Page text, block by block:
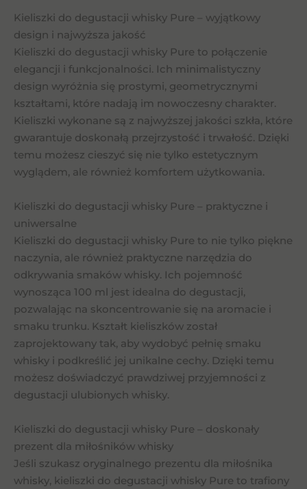
1
szt
Kieliszki do degustacji whisky Pure – wyjątkowy
design i najwyższa jakość
Kieliszki do degustacji whisky Pure to połączenie
elegancji i funkcjonalności. Ich minimalistyczny
design wyróżnia się prostymi, geometrycznymi
kształtami, które nadają im nowoczesny charakter.
Kieliszki wykonane są z najwyższej jakości szkła, które
gwarantuje doskonałą przejrzystość i trwałość. Dzięki
temu możesz cieszyć się nie tylko estetycznym
wyglądem, ale również komfortem użytkowania.
Kieliszki do degustacji whisky Pure – praktyczne i
uniwersalne
Kieliszki do degustacji whisky Pure to nie tylko piękne
naczynia, ale również praktyczne narzędzia do
odkrywania smaków whisky. Ich pojemność
wynosząca 100 ml jest idealna do degustacji,
pozwalając na skoncentrowanie się na aromacie i
smaku trunku. Kształt kieliszków został
zaprojektowany tak, aby wydobyć pełnię smaku
whisky i podkreślić jej unikalne cechy. Dzięki temu
możesz doświadczyć prawdziwej przyjemności z
degustacji ulubionych whisky.
Kieliszki do degustacji whisky Pure – doskonały
prezent dla miłośników whisky
Jeśli szukasz oryginalnego prezentu dla miłośnika
whisky, kieliszki do degustacji whisky Pure to trafiony